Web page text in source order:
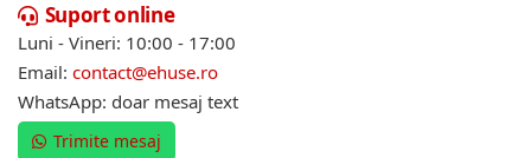
Suport online
Luni - Vineri: 10:00 - 17:00
Email: contact@ehuse.ro
WhatsApp: doar mesaj text
Trimite mesaj